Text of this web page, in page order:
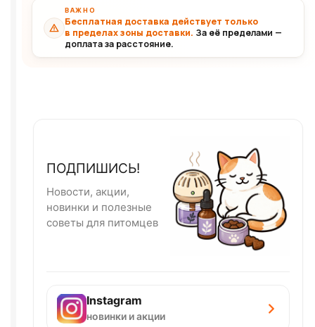
ВАЖНО
Бесплатная доставка действует только
в пределах зоны доставки. За её пределами —
доплата за расстояние.
ПОДПИШИСЬ!
Новости, акции,
новинки и полезные
советы для питомцев
Instagram
новинки и акции